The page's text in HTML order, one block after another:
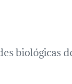
biológicas